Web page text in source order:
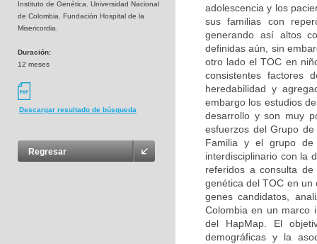
Instituto de Genética. Universidad Nacional
de Colombia. Fundación Hospital de la
Misericordia.
Duración:
12 meses
Descargar resultado de búsqueda
Regresar
adolescencia y los
sus familias con
generando así altos
definidas aún, sin
otro lado el TOC en
consistentes factores
heredabilidad y
embargo los estudios
desarrollo y son muy
esfuerzos del Grupo
Familia y el grupo de
interdisciplinario con la
referidos a consulta
genética del TOC en un
genes candidatos,
Colombia en un marco
del HapMap. El
demográficas y la